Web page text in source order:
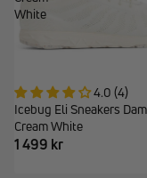
White
4.0 (4)
Icebug Eli Sneakers
Cream White
1 499 kr